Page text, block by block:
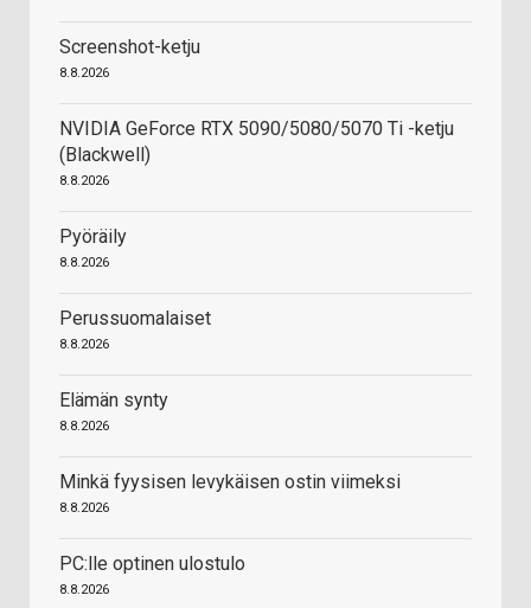
Screenshot-ketju
8.8.2026
NVIDIA GeForce RTX 5090/5080/5070 Ti -ketju
(Blackwell)
8.8.2026
Pyöräily
8.8.2026
Perussuomalaiset
8.8.2026
Elämän synty
8.8.2026
Minkä fyysisen levykäisen ostin viimeksi
8.8.2026
PC:lle optinen ulostulo
8.8.2026